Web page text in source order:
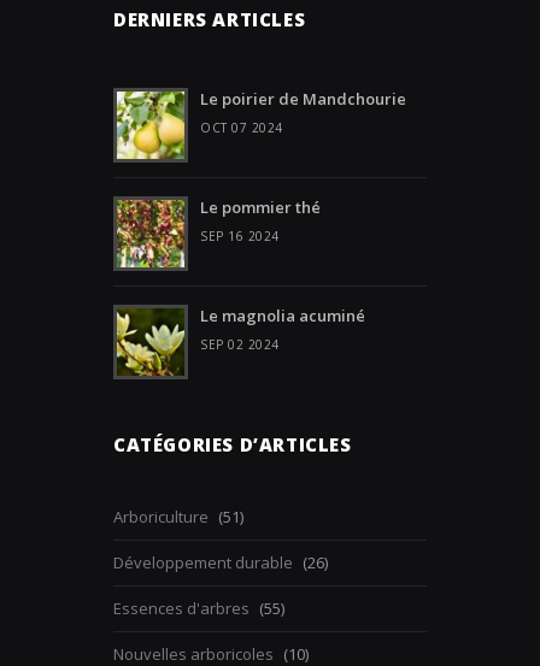
DERNIERS ARTICLES
Le poirier de Mandchourie
OCT 07 2024
Le pommier thé
SEP 16 2024
Le magnolia acuminé
SEP 02 2024
CATÉGORIES D’ARTICLES
Arboriculture (51)
Développement durable (26)
Essences d'arbres (55)
Nouvelles arboricoles (10)